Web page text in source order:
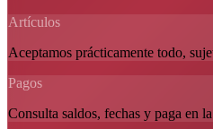
Artículos
Aceptamos prácticamente todo,
Pagos
Consulta saldos, fechas y paga en